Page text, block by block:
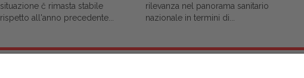
situazione č rimasta stabile
rispetto all'anno precedente...
rilevanza nel panorama sanitario
nazionale in termini di...